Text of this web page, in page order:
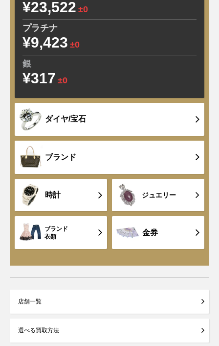
¥23,522 ±0
プラチナ
¥9,423 ±0
銀
¥317 ±0
ダイヤ/宝石
ブランド
時計 ジュエリー
ブランド
衣類
金券
店舗一覧
選べる買取方法